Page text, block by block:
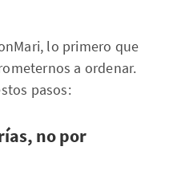
lo primero que
a ordenar.
pasos:
no por